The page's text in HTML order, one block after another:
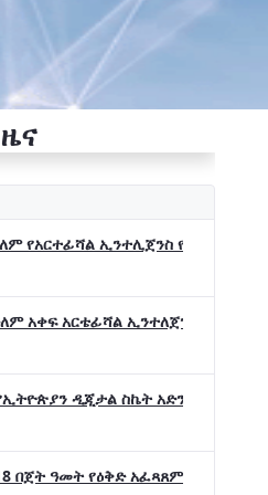
የአርተፊሻል ኢንተሊጀንስ የትብብር
አቀፍ አርቴፊሻል ኢንተለጀንስ ትብብር
ዲጂታል ስኬት አድንቀዋል
በጀት ዓመት የዕቅድ አፈጻጸምና የቀጣይ